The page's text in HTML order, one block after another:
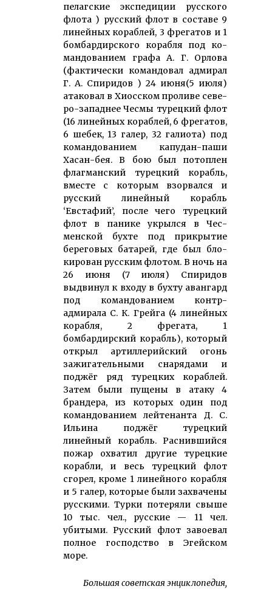
пелаг­ские экспе­диции русского
флота ) русский флот в составе 9
линей­ных ко­раблей, 3 фрегатов и 1
бом­бар­дир­ского корабля под ко­
мандова­нием графа А. Г. Орлова
(фактически ко­мандовал адмирал
Г. А. Спиридов ) 24 июня(5 июля)
атаковал в Хиос­ском про­ливе се­ве­
ро-запад­нее Чесмы турецкий флот
(16 ли­нейных кораблей, 6 фрегатов,
6 ше­бек, 13 галер, 32 га­лиота) под
ко­мандова­нием капу­дан-паши
Хасан-бея. В бою был потоплен
флаг­манский ту­рецкий корабль,
вместе с которым взор­вался и
русский линейный корабль
‘Евстафий’, после чего турецкий
флот в панике укрылся в Чес­
менской бухте под прикрытие
береговых батарей, где был бло­
кирован рус­ским флотом. В ночь на
26 июня (7 июля) Спиридов
выдвинул к входу в бухту авангард
под командованием контр-
адмирала С. К. Грейга (4 линейных
корабля, 2 фрегата, 1
бомбардирский корабль), который
открыл ар­тил­лерий­ский огонь
зажи­гательными снарядами и
поджёг ряд турецких кораблей.
Затем были пущены в атаку 4
брандера, из которых один под
командованием лей­тенанта Д. С.
Ильина поджёг турецкий
линейный корабль. Рас­­нив­шийся
пожар охватил другие турецкие
корабли, и весь турецкий флот
сгорел, кроме 1 ли­нейного корабля
и 5 галер, которые были захвачены
русскими. Турки потеряли свыше
10 тыс. чел., русские — 11 чел.
убитыми. Русский флот за­воевал
полное господство в Эгейском
море.
Большая советская энциклопедия,